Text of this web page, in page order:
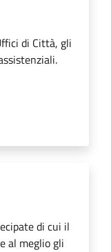
di Città, gli
di cui il
al meglio gli